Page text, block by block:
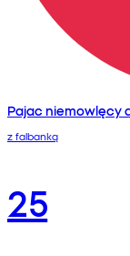
Pajac niemowlęcy
z falbanką
25